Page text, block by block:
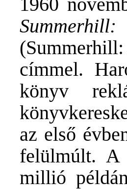
címmel.
könyv
az első
felülmúlt. A
millió